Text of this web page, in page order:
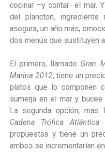
cocinar –y contar- el mar.
del plancton, ingrediente
asegura, un año más,
dos menús que sustituyen
El primero, llamado Gran
Marina 2012, tiene un
platos que lo componen
sumerja en el mar y
La segunda opción,
Cadena Trófica
propuestas y tiene un
ambos se incrementarían